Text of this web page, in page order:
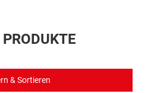
& Sortieren